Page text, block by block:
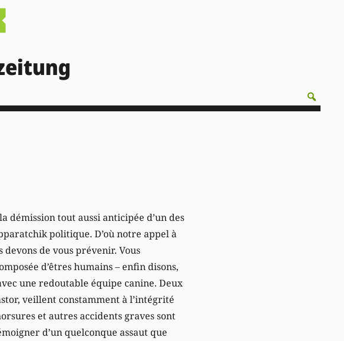
démission tout aussi anticipée d’un des
politique. D’où notre appel à
de vous prévenir. Vous
d’êtres humains – enfin disons,
une redoutable équipe canine. Deux
veillent constamment à l’intégrité
et autres accidents graves sont
d’un quelconque assaut que